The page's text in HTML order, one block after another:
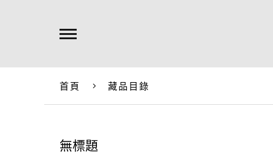
首頁 藏品目錄
無標題